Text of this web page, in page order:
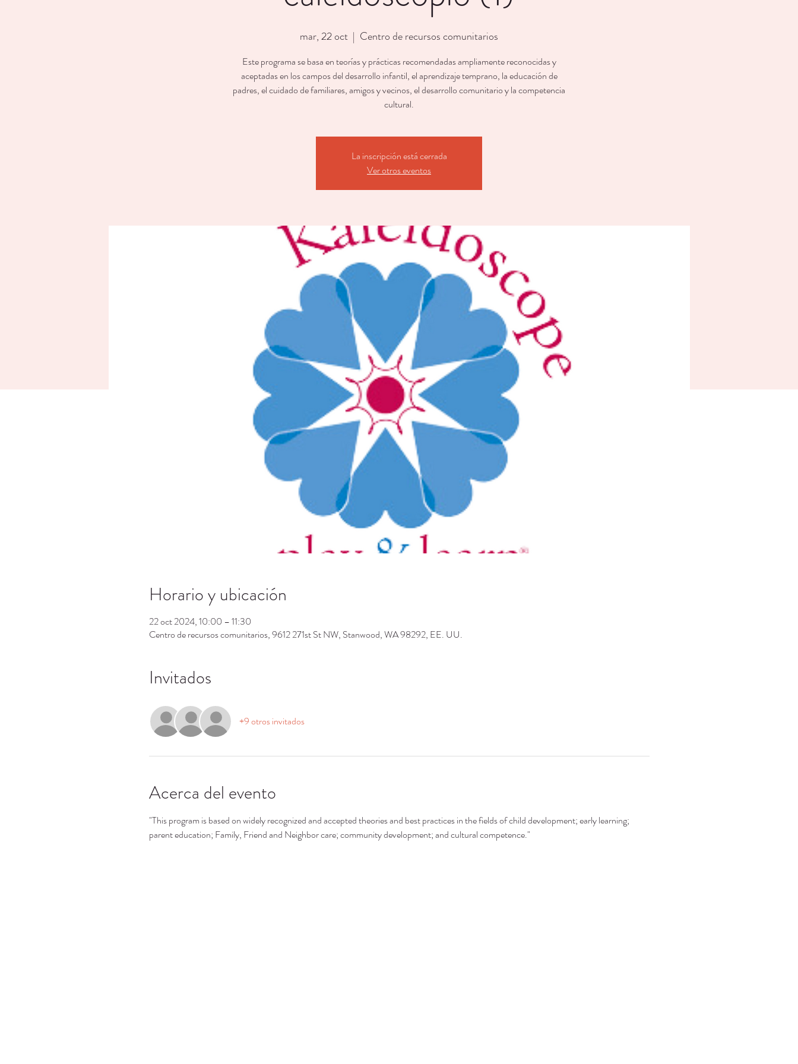
mar, 22 oct
  |
Centro de recursos comunitarios
Este programa se basa en teorías y prácticas recomendadas ampliamente reconocidas y
aceptadas en los campos del desarrollo infantil, el aprendizaje temprano, la educación de
padres, el cuidado de familiares, amigos y vecinos, el desarrollo comunitario y la competencia
cultural.
La inscripción está cerrada
Ver otros eventos
Horario y ubicación
22 oct 2024, 10:00 – 11:30
Centro de recursos comunitarios, 9612 271st St NW, Stanwood, WA 98292, EE. UU.
Invitados
+9 otros invitados
Acerca del evento
"This program is based on widely recognized and accepted theories and best practices in the fields of child development; early learning;
parent education; Family, Friend and Neighbor care; community development; and cultural competence."